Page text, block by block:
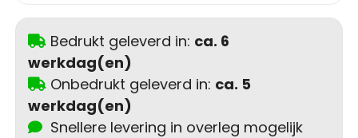
Collegetassen
Tablettassen
Trolleys
Bedrukt geleverd in: ca. 6
werkdag(en)
Onbedrukt geleverd in: ca. 5
werkdag(en)
Snellere levering in overleg mogelijk